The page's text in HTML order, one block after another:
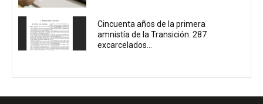
Cincuenta años de la primera
amnistía de la Transición: 287
excarcelados...